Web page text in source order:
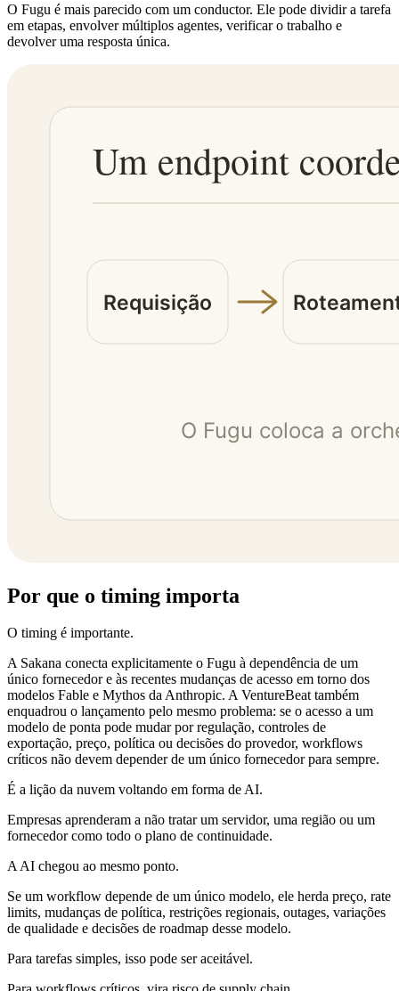
O Fugu é mais parecido com um conductor. Ele pode dividir a tarefa
em etapas, envolver múltiplos agentes, verificar o trabalho e
devolver uma resposta única.
Por que o timing importa
O timing é importante.
A Sakana conecta explicitamente o Fugu à dependência de um
único fornecedor e às recentes mudanças de acesso em torno dos
modelos Fable e Mythos da Anthropic. A VentureBeat também
enquadrou o lançamento pelo mesmo problema: se o acesso a um
modelo de ponta pode mudar por regulação, controles de
exportação, preço, política ou decisões do provedor, workflows
críticos não devem depender de um único fornecedor para sempre.
É a lição da nuvem voltando em forma de AI.
Empresas aprenderam a não tratar um servidor, uma região ou um
fornecedor como todo o plano de continuidade.
A AI chegou ao mesmo ponto.
Se um workflow depende de um único modelo, ele herda preço, rate
limits, mudanças de política, restrições regionais, outages, variações
de qualidade e decisões de roadmap desse modelo.
Para tarefas simples, isso pode ser aceitável.